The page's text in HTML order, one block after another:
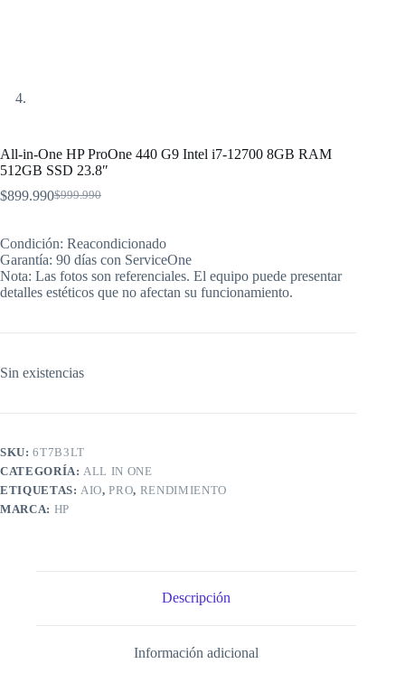
All-in-One HP ProOne 440 G9 Intel i7-12700 8GB RAM
512GB SSD 23.8″
$999.990
El
original
era:
$999.990.
$899.990El
actual
es:
$899.990.
Condición: Reacondicionado
Garantía: 90 días con ServiceOne
Nota: Las fotos son referenciales. El equipo puede presentar
detalles estéticos que no afectan su funcionamiento.
Sin existencias
SKU:6T7B3LT
CATEGORÍA: ALL IN ONE
ETIQUETAS: AIO,PRO, RENDIMIENTO
MARCA: HP
Descripción
Información adicional